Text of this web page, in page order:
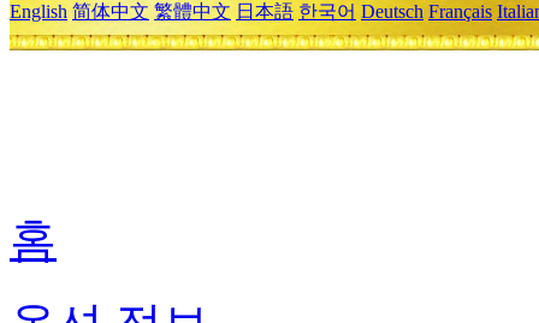
English 简体中文 繁體中文 日本語 한국어 Deutsch Français
홈